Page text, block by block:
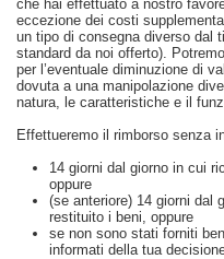
che hai effettuato a nostro
eccezione dei costi
un tipo di consegna diverso dal
standard da noi offerto).
per l’eventuale diminuzione di
dovuta a una manipolazione
natura, le caratteristiche e il
Effettueremo il rimborso senza
14 giorni dal giorno in cui
oppure
(se anteriore) 14 giorni dal
restituito i beni, oppure
se non sono stati forniti
informati della tua